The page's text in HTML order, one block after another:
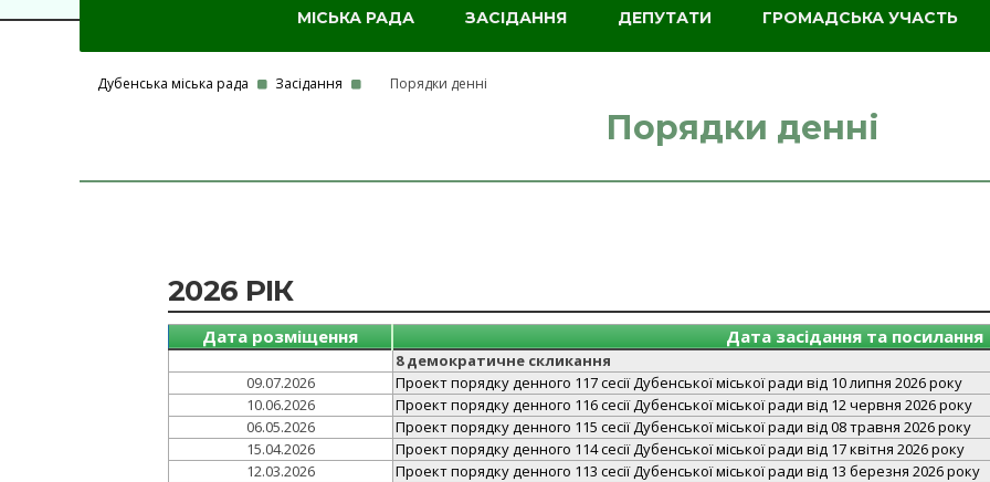
МІСЬКА РАДА ЗАСІДАННЯ ДЕПУТАТИ ГРОМАДСЬКА УЧАСТЬ
Дубенська міська рада Засідання Порядки денні
Порядки денні
2026 РІК
Дата розміщення Дата засідання та посилання
8 демократичне скликання
09.07.2026
Проект порядку денного 117 сесії Дубенської міської ради від 10 липня 2026 року
10.06.2026
Проект порядку денного 116 сесії Дубенської міської ради від 12 червня 2026 року
06.05.2026
Проект порядку денного 115 сесії Дубенської міської ради від 08 травня 2026 року
15.04.2026
Проект порядку денного 114 сесії Дубенської міської ради від 17 квітня 2026 року
12.03.2026
Проект порядку денного 113 сесії Дубенської міської ради від 13 березня 2026 року